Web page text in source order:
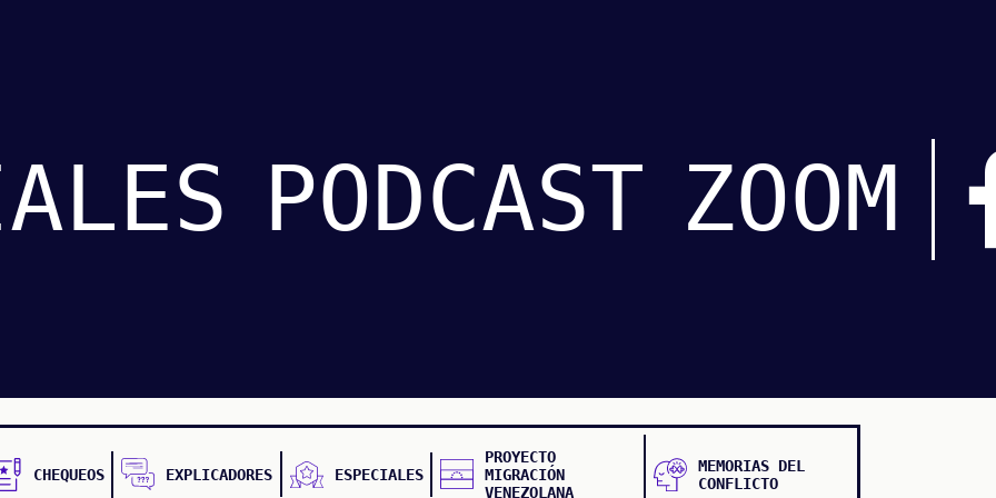
PODCAST ZOOM
CHEQUEOS EXPLICADORES ESPECIALES
PROYECTO
MIGRACIÓN
VENEZOLANA
MEMORIAS DEL
CONFLICTO